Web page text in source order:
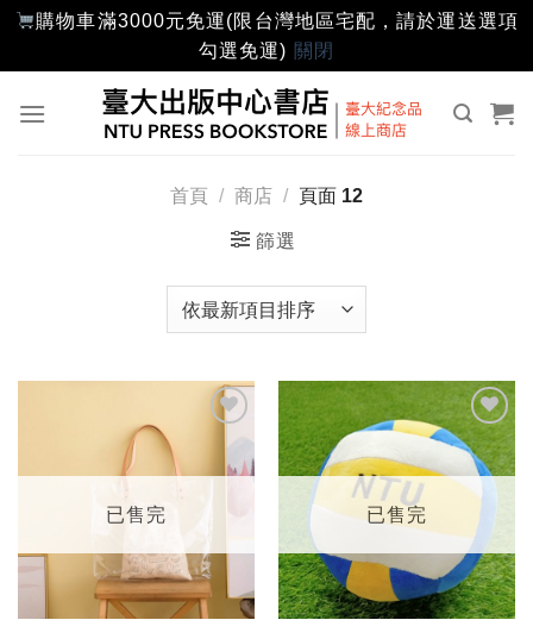
購物車滿3000元免運(限台灣地區宅配，請於運送選項
勾選免運) 關閉
首頁 / 商店 / 頁面 12
篩選
望輕
已售完
加入
「願
望輕
單」
已售完